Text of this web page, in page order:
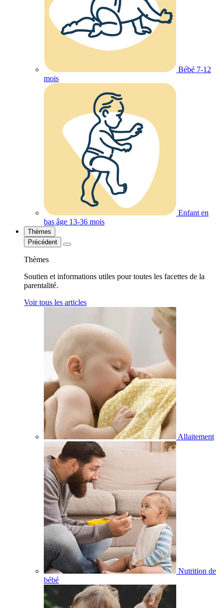
Bébé 7-12
mois
Enfant en
bas âge 13-36 mois
Thèmes
Précédent
Thèmes
Soutien et informations utiles pour toutes les facettes de la
parentalité.
Voir tous les articles
Allaitement
Nutrition de
bébé